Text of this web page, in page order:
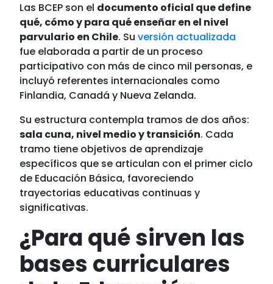
Las BCEP son el documento oficial que define
qué, cómo y para qué enseñar en el nivel
parvulario en Chile. Suversión actualizada
fue elaborada a partir de un proceso
participativo con más de cinco mil personas, e
incluyó referentes internacionales como
Finlandia, Canadá y Nueva Zelanda.
Su estructura contempla tramos de dos años:
sala cuna, nivel medio y transición. Cada
tramo tiene objetivos de aprendizaje
específicos que se articulan con el primer ciclo
de Educación Básica, favoreciendo
trayectorias educativas continuas y
significativas.
¿Para qué sirven las
bases curriculares